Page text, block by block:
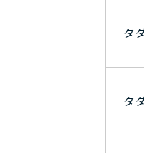
タ
タ